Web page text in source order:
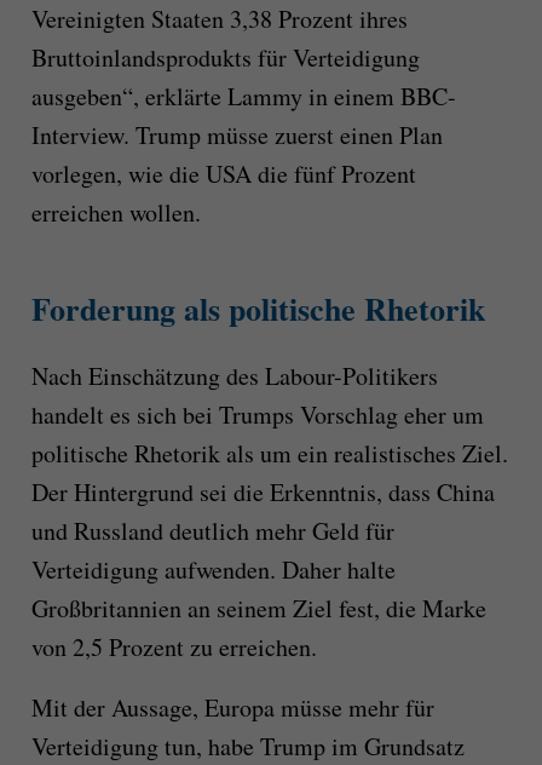
Vereinigten Staaten 3,38 Prozent ihres
Bruttoinlandsprodukts für Verteidigung
ausgeben“, erklärte Lammy in einem BBC-
Interview. Trump müsse zuerst einen Plan
vorlegen, wie die USA die fünf Prozent
erreichen wollen.
Forderung als politische Rhetorik
Nach Einschätzung des Labour-Politikers
handelt es sich bei Trumps Vorschlag eher um
politische Rhetorik als um ein realistisches Ziel.
Der Hintergrund sei die Erkenntnis, dass China
und Russland deutlich mehr Geld für
Verteidigung aufwenden. Daher halte
Großbritannien an seinem Ziel fest, die Marke
von 2,5 Prozent zu erreichen.
Mit der Aussage, Europa müsse mehr für
Verteidigung tun, habe Trump im Grundsatz